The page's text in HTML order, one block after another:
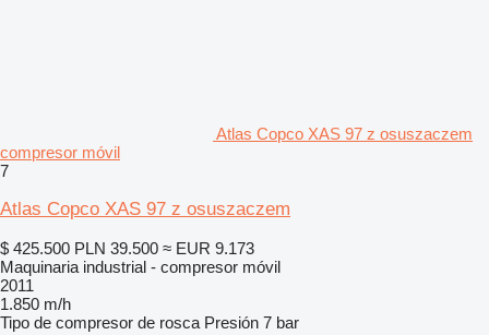
Atlas Copco XAS 97 z osuszaczem
compresor móvil
7
Atlas Copco XAS 97 z osuszaczem
$ 425.500 PLN 39.500 ≈ EUR 9.173
Maquinaria industrial - compresor móvil
2011
1.850 m/h
Tipo de compresor de rosca Presión 7 bar